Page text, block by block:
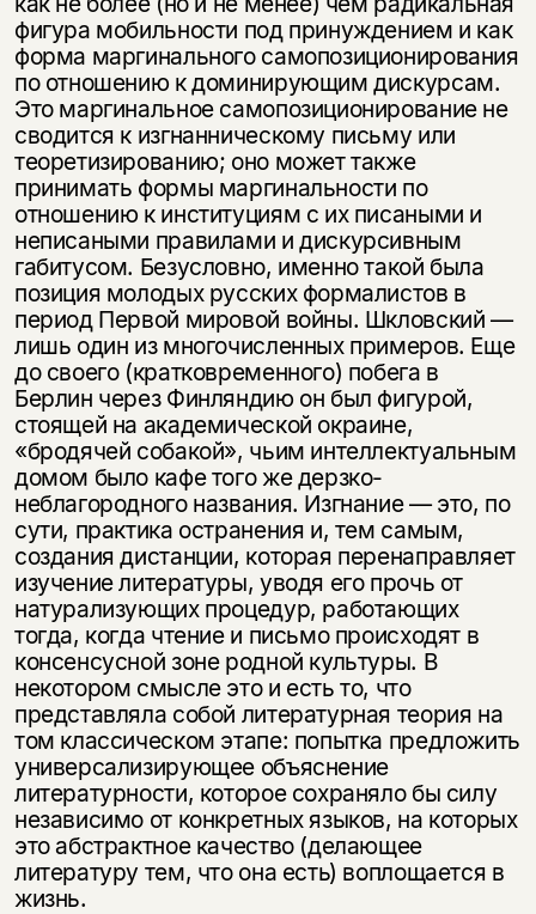
фигура мобильности под принуждением и как
форма маргинального самопозиционирования
по отношению к доминирующим дискурсам.
Это маргинальное самопозиционирование не
сводится к изгнанническому письму или
теоретизированию; оно может также
принимать формы маргинальности по
отношению к институциям с их писаными и
неписаными правилами и дискурсивным
габитусом. Безусловно, именно такой была
позиция молодых русских формалистов в
период Первой мировой войны. Шкловский —
лишь один из многочисленных примеров. Еще
до своего (кратковременного) побега в
Берлин через Финляндию он был фигурой,
стоящей на академической окраине,
«бродячей собакой», чьим интеллектуальным
домом было кафе того же дерзко-
неблагородного названия. Изгнание — это, по
сути, практика остранения и, тем самым,
создания дистанции, которая перенаправляет
изучение литературы, уводя его прочь от
натурализующих процедур, работающих
тогда, когда чтение и письмо происходят в
консенсусной зоне родной культуры. В
некотором смысле это и есть то, что
представляла собой литературная теория на
том классическом этапе: попытка предложить
универсализирующее объяснение
литературности, которое сохраняло бы силу
независимо от конкретных языков, на которых
это абстрактное качество (делающее
литературу тем, что она есть) воплощается в
жизнь.